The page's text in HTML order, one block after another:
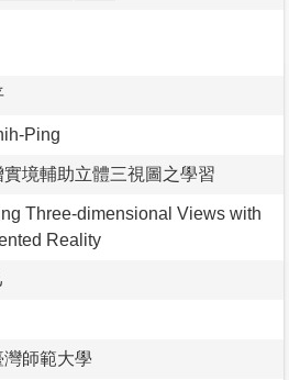
Ping
實境輔助立體三視圖之學習
Three-dimensional Views with
Reality
灣師範大學